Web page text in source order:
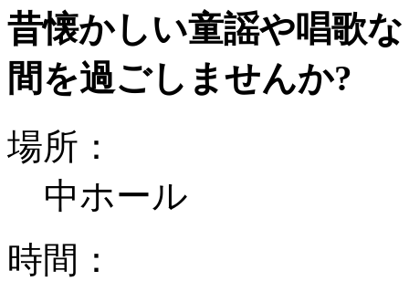
昔懐かしい童謡や唱歌
間を過ごしませんか?
場所：
中ホール
時間：